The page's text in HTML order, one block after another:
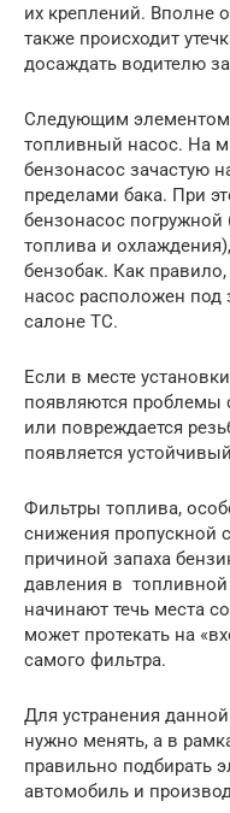
их креплений. Вполне
также происходит
досаждать водителю
Следующим элементом
топливный насос. На
бензонасос зачастую
пределами бака. При
бензонасос погружной
топлива и
бензобак. Как
насос расположен
салоне ТС.
Если в месте
появляются проблемы
или повреждается
появляется
Фильтры топлива,
снижения пропускной
причиной запаха
давления в топливной
начинают течь места
может протекать на
самого фильтра.
Для устранения
нужно менять, а в
правильно подбирать
автомобиль и